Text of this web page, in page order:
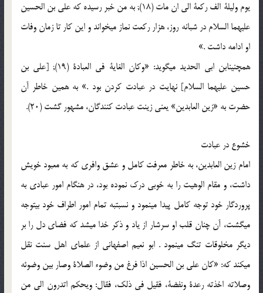
یوم ولیلة الف رکعة الی ان مات (18); به من خبر رسیده که علی بن الحسین
علیهما السلام در شبانه روز، هزار رکعت نماز می‏خواند و این کار تا زمان وفات
او ادامه داشت .»
هم‏چنین‏ابن ابی الحدید می‏گوید: «وکان الغایة فی العبادة (19); [علی بن
حسین علیهما السلام] نهایت در عبادت کردن بود .» به همین خاطر آن
حضرت به «زین العابدین‏» یعنی زینت عبادت کنندگان، مشهور گشت (20).
خشوع در عبادت
امام زین العابدین، به خاطر معرفت کامل و عشق وافری که به معبود خویش
داشت، و مقام الوهیت را به خوبی درک نموده بود، در هنگام امور عبادی به
پروردگار خود توجه کامل پیدا می‏نمود و نسبت‏به تمام امور اطراف خود بی‏توجه
می‏گشت، آن چنان قلب او سرشار از یاد و ذکر خدا می‏شد که فضای دل را بر
دیگر مخلوقات تنگ می‏نمود . ابو نعیم اصفهانی از علمای اهل سنت نقل
می‏کند که: «کان علی بن الحسین اذا فرغ من وضوء الصلاة وصار بین وضوئه
وصلاته اخذته رعدة ونفضة، فقیل فی ذلک، فقال: ویحکم اتدرون الی من